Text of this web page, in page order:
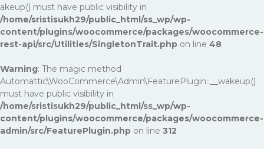
akeup() must have public visibility in
/home/sristisukh29/public_html/ss_wp/wp-
content/plugins/woocommerce/packages/woocommerce-
rest-api/src/Utilities/SingletonTrait.php on line 48
Warning: The magic method
Automattic\WooCommerce\Admin\FeaturePlugin::__wakeup()
must have public visibility in
/home/sristisukh29/public_html/ss_wp/wp-
content/plugins/woocommerce/packages/woocommerce-
admin/src/FeaturePlugin.php on line 312